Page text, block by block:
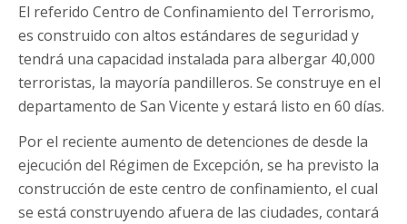
El referido Centro de Confinamiento del Terrorismo,
es construido con altos estándares de seguridad y
tendrá una capacidad instalada para albergar 40,000
terroristas, la mayoría pandilleros. Se construye en el
departamento de San Vicente y estará listo en 60 días.
Por el reciente aumento de detenciones de desde la
ejecución del Régimen de Excepción, se ha previsto la
construcción de este centro de confinamiento, el cual
se está construyendo afuera de las ciudades, contará